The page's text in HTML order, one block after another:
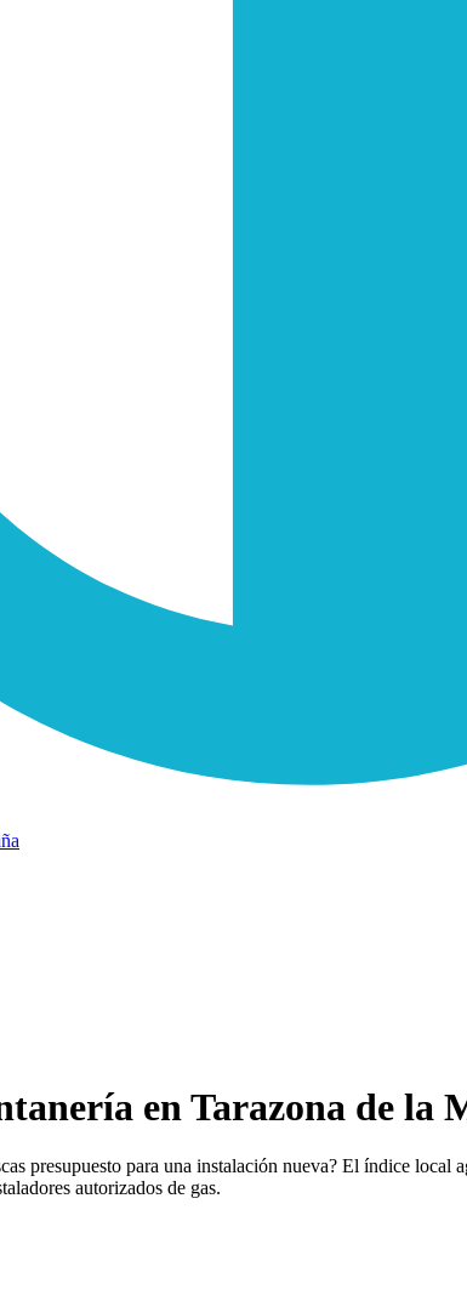
en Tarazona de la
presupuesto para una instalación nueva? El índice
autorizados de gas.